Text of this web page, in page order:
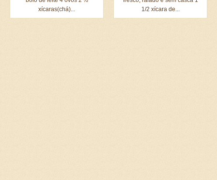
xícaras(chá)...
1/2 xícara de...